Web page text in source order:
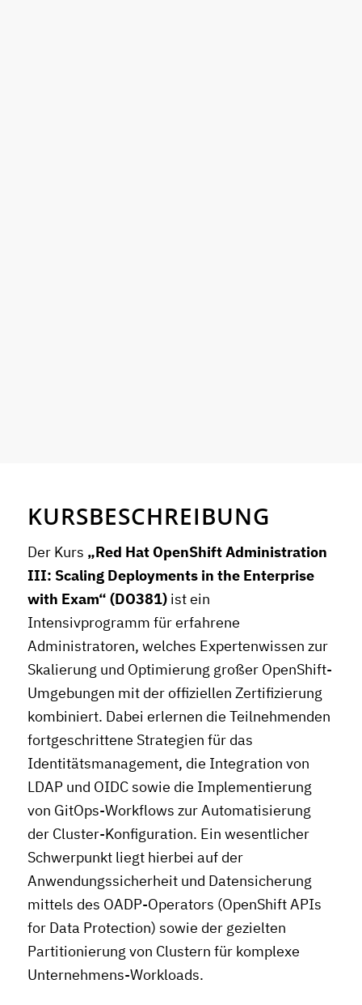
KURSBESCHREIBUNG
Der Kurs „Red Hat OpenShift Administration
III: Scaling Deployments in the Enterprise
with Exam“ (DO381)ist ein
Intensivprogramm für erfahrene
Administratoren, welches Expertenwissen zur
Skalierung und Optimierung großer OpenShift-
Umgebungen mit der offiziellen Zertifizierung
kombiniert. Dabei erlernen die Teilnehmenden
fortgeschrittene Strategien für das
Identitätsmanagement, die Integration von
LDAP und OIDC sowie die Implementierung
von GitOps-Workflows zur Automatisierung
der Cluster-Konfiguration. Ein wesentlicher
Schwerpunkt liegt hierbei auf der
Anwendungssicherheit und Datensicherung
mittels des OADP-Operators (OpenShift APIs
for Data Protection) sowie der gezielten
Partitionierung von Clustern für komplexe
Unternehmens-Workloads.